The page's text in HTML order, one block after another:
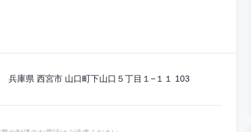
庫県 西宮市 山口町下山口５丁目１−１１ 103